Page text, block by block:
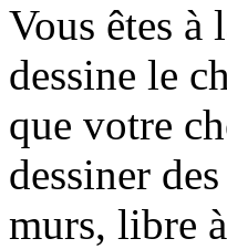
Vous êtes
dessine le
que votre
dessiner
murs, libre